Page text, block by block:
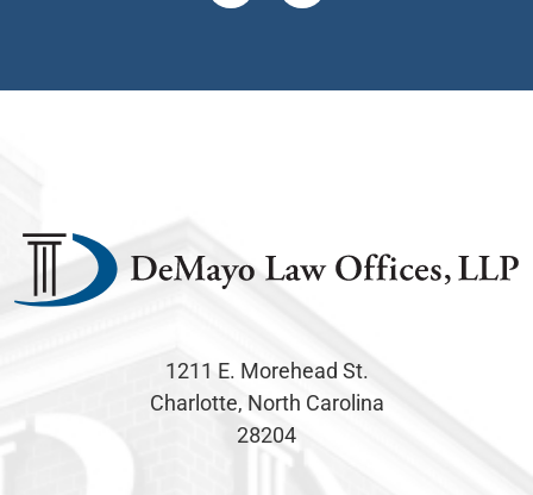
1211 E. Morehead St.
Charlotte, North Carolina
28204